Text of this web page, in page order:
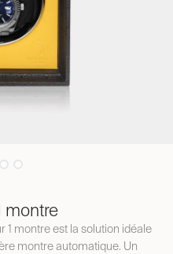
montre
1 montre est la solution idéale
montre automatique. Un